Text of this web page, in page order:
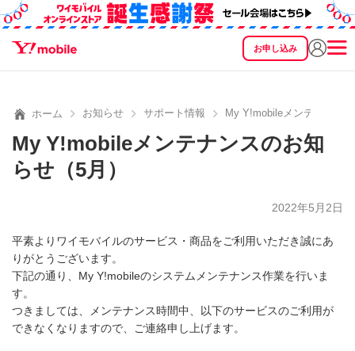
お申し込み
SEARCH
ホーム お知らせ サポート情報 My Y!mobileメンテナンス
My Y!mobileメンテナンスのお知
らせ（5月）
2022年5月2日
平素よりワイモバイルのサービス・商品をご利用いただき誠にあ
りがとうございます。
下記の通り、My Y!mobileのシステムメンテナンス作業を行いま
す。
つきましては、メンテナンス時間中、以下のサービスのご利用が
できなくなりますので、ご連絡申し上げます。